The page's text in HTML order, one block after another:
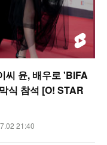
씨 윤, 배우로 'BIFA
식 참석 [O! STAR
21:40